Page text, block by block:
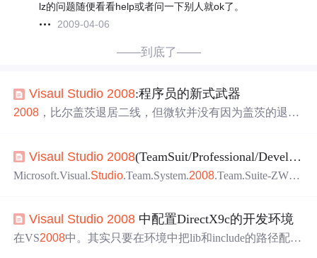
lz的问题随便看看help或者问一下别人就ok了。
2009-04-06
——到底了——
Visaul Studio 2008:程序员的新式武器
2008 ，比尔盖茨退居二线，但微软并没有因为盖茨的退
这十年来，我一直没有放弃微软的开发工具，从进大学到
现在我一直都在使用。大学时，用过Dos下微软的Basic编
Visaul Studio 2008(TeamSuit/Professional/Development/TFS/TestLoad)全系列下载链接
Microsoft.Visual.Studio.Team.System.2008.Team.Suite-ZWTi
isual.Studio.Team.Sys
Visaul Studio 2008 中配置DirectX9c的开发环境
在VS2008中。其实只要在环境中把lib和include的路径配置